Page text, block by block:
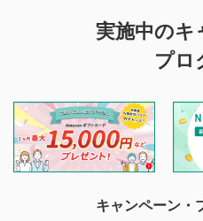
投稿に
を目的として、各動画コンテ
投稿ができます。利用者は以
閲覧および投稿を行うものと
他の利用者が動画を視聴され
待ちしております。
なお、投稿をもって、本注意
実施中のキ
プロ
キャンペーン・